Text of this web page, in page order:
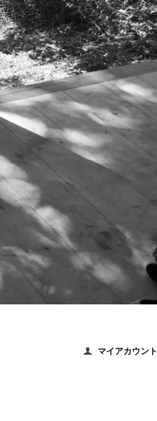
マイアカウント